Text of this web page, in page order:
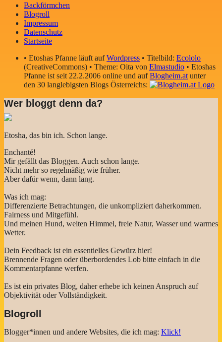
Backförmchen
Blogroll
Impressum
Datenschutz
Startseite
• Etoshas Pfanne läuft aufWordpress • Titelbild: Ecololo
(CreativeCommons) • Theme: Oita von Elmastudio • Etoshas
Pfanne ist seit 22.2.2006 online und aufBlogheim.atunter
den 30 langlebigsten Blogs Österreichs:
Wer bloggt denn da?
Etosha, das bin ich. Schon lange.
Enchanté!
Mir gefällt das Bloggen. Auch schon lange.
Nicht mehr so regelmäßig wie früher.
Aber dafür wenn, dann lang.
Was ich mag:
Differenzierte Betrachtungen, die unkompliziert daherkommen.
Fairness und Mitgefühl.
Und meinen Hund, weiten Himmel, freie Natur, Wasser und warmes
Wetter.
Dein Feedback ist ein essentielles Gewürz hier!
Brennende Fragen oder überbordendes Lob bitte einfach in die
Kommentarpfanne werfen.
Es ist ein privates Blog, daher erhebe ich keinen Anspruch auf
Objektivität oder Vollständigkeit.
Blogroll
Blogger*innen und andere Websites, die ich mag: Klick!